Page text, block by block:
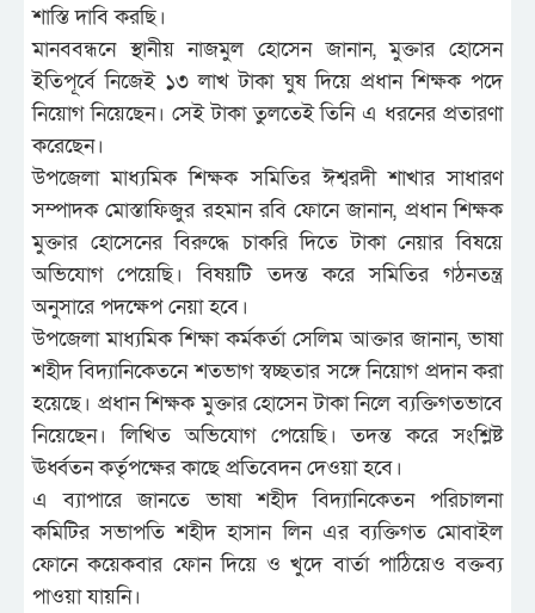
শাস্তি দাবি করছি।
মানববন্ধনে স্থানীয় নাজমুল হোসেন জানান, মুক্তার হোসেন
ইতিপূর্বে নিজেই ১৩ লাখ টাকা ঘুষ দিয়ে প্রধান শিক্ষক পদে
নিয়োগ নিয়েছেন। সেই টাকা তুলতেই তিনি এ ধরনের প্রতারণা
করেছেন।
উপজেলা মাধ্যমিক শিক্ষক সমিতির ঈশ্বরদী শাখার সাধারণ
সম্পাদক মোস্তাফিজুর রহমান রবি ফোনে জানান, প্রধান শিক্ষক
মুক্তার হোসেনের বিরুদ্ধে চাকরি দিতে টাকা নেয়ার বিষয়ে
অভিযোগ পেয়েছি। বিষয়টি তদন্ত করে সমিতির গঠনতন্ত্র
অনুসারে পদক্ষেপ নেয়া হবে।
উপজেলা মাধ্যমিক শিক্ষা কর্মকর্তা সেলিম আক্তার জানান, ভাষা
শহীদ বিদ্যানিকেতনে শতভাগ স্বচ্ছতার সঙ্গে নিয়োগ প্রদান করা
হয়েছে। প্রধান শিক্ষক মুক্তার হোসেন টাকা নিলে ব্যক্তিগতভাবে
নিয়েছেন। লিখিত অভিযোগ পেয়েছি। তদন্ত করে সংশ্লিষ্ট
ঊর্ধ্বতন কর্তৃপক্ষের কাছে প্রতিবেদন দেওয়া হবে।
এ ব্যাপারে জানতে ভাষা শহীদ বিদ্যানিকেতন পরিচালনা
কমিটির সভাপতি শহীদ হাসান লিন এর ব্যক্তিগত মোবাইল
ফোনে কয়েকবার ফোন দিয়ে ও খুদে বার্তা পাঠিয়েও বক্তব্য
পাওয়া যায়নি।